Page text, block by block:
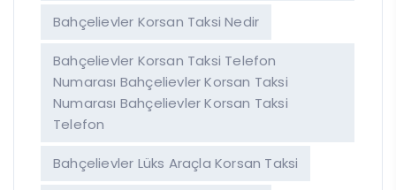
Bahçelievler Korsan Taksi Nedir
Bahçelievler Korsan Taksi Telefon
Numarası Bahçelievler Korsan Taksi
Numarası Bahçelievler Korsan Taksi
Telefon
Bahçelievler Lüks Araçla Korsan Taksi